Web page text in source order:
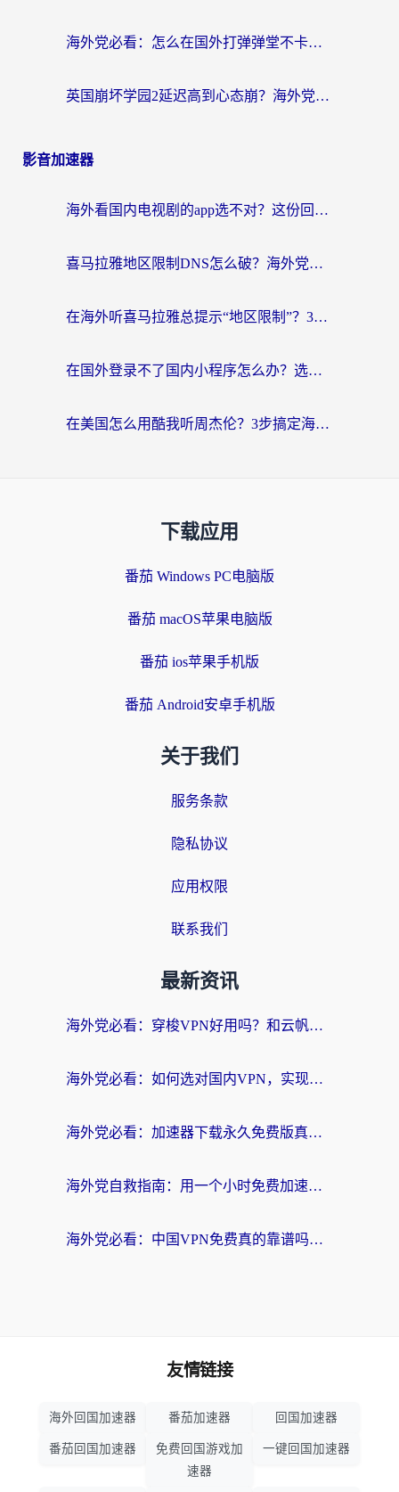
海外党必看：怎么在国外打弹弹堂不卡？番茄加速器亲测指南
英国崩坏学园2延迟高到心态崩？海外党国服游戏加速终极指南
影音加速器
海外看国内电视剧的app选不对？这份回国加速器避坑指南帮你流畅追剧
喜马拉雅地区限制DNS怎么破？海外党听国内音乐听书的终极解决方案
在海外听喜马拉雅总提示“地区限制”？3步轻松解除+听国内音乐全攻略
在国外登录不了国内小程序怎么办？选对回国加速器，轻松解锁国内资源
在美国怎么用酷我听周杰伦？3步搞定海外听歌难题
下载应用
番茄 Windows PC电脑版
番茄 macOS苹果电脑版
番茄 ios苹果手机版
番茄 Android安卓手机版
关于我们
服务条款
隐私协议
应用权限
联系我们
最新资讯
海外党必看：穿梭VPN好用吗？和云帆VPN对比哪个回国效果更好？附真实测评+避坑指南
海外党必看：如何选对国内VPN，实现无缝访问国内资源？
海外党必看：加速器下载永久免费版真的存在吗？教你无缝访问国内资源的正确姿势
海外党自救指南：用一个小时免费加速器，轻松打破国内资源访问壁垒？
海外党必看：中国VPN免费真的靠谱吗？手把手教你选对回国加速器
友情链接
海外回国加速器 番茄加速器 回国加速器
番茄回国加速器
免费回国游戏加
速器
一键回国加速器